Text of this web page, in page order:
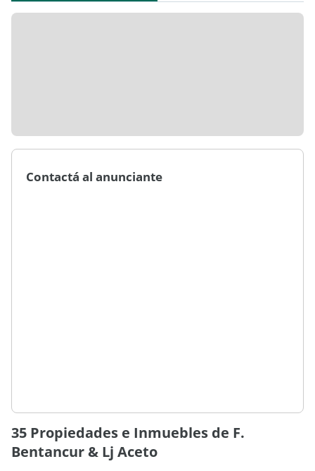
Contactá al anunciante
35 Propiedades e Inmuebles de F.
Bentancur & Lj Aceto